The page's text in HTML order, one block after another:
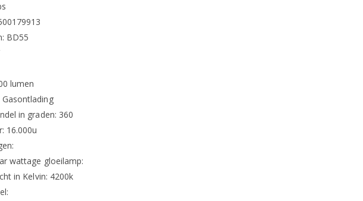
BD55
lumen
in graden: 360
16.000u
wattage gloeilamp:
in Kelvin: 4200k